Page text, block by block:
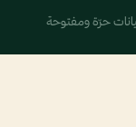
حرّة ومفتوحة